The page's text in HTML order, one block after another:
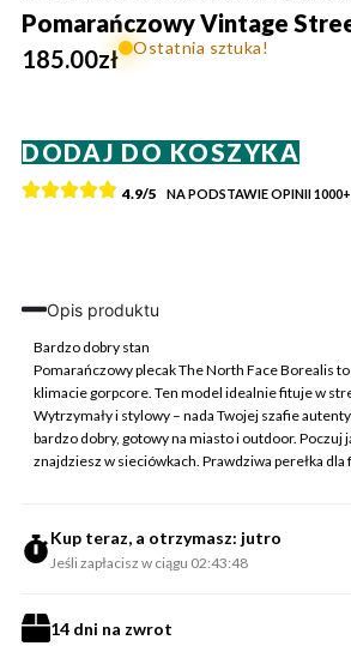
Pomarańczowy Vintage
185.00zł Ostatnia sztuka!
The
North
Face
Vintage
Streetwear
DODAJ DO KOSZYKA
4.9/5 NA PODSTAWIE OPINII1000+
Opis produktu
Bardzo dobry stan
Pomarańczowy plecak The North Face Borealis
klimacie gorpcore. Ten model idealnie fituje w
Wytrzymały i stylowy – nada Twojej szafie
bardzo dobry, gotowy na miasto i outdoor. Poczuj
znajdziesz w sieciówkach. Prawdziwa perełka
Kup teraz, a otrzymasz: jutro
Jeśli zapłacisz w ciągu 02:43:48
14 dni na zwrot